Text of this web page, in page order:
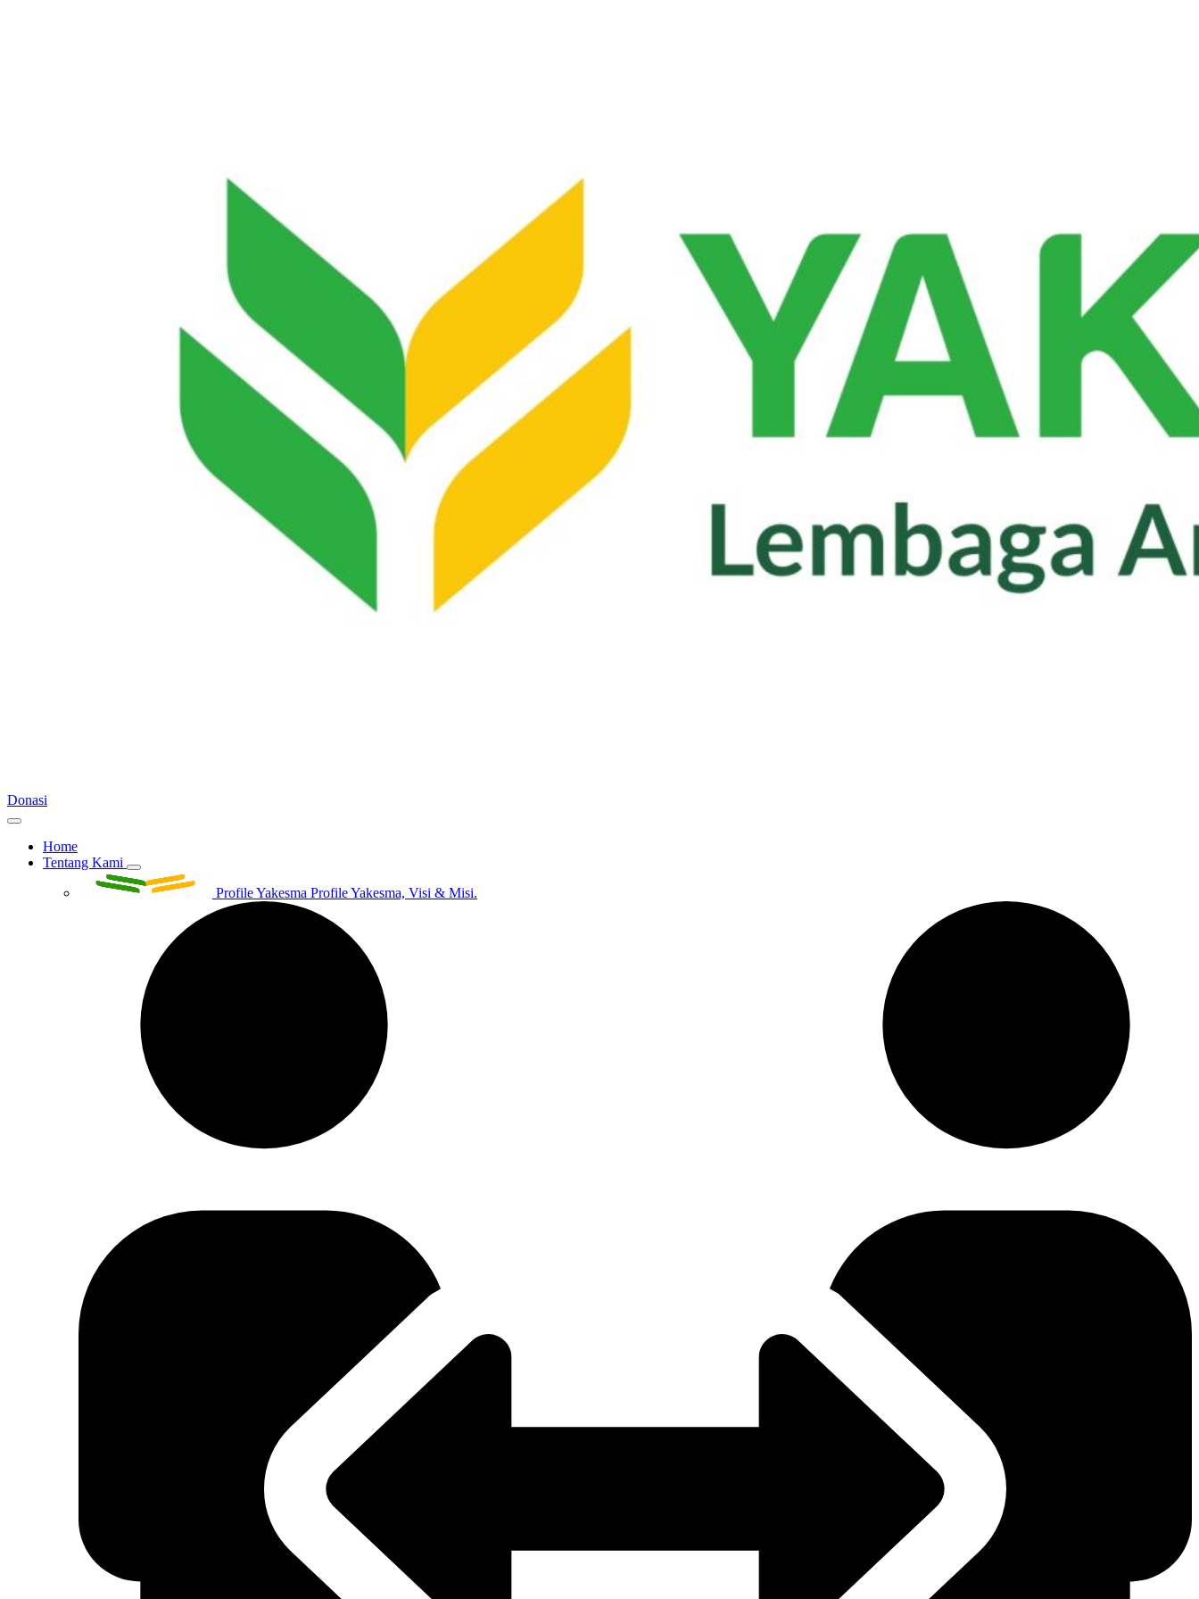
Donasi
Home
Tentang Kami
Profile Yakesma Profile Yakesma, Visi & Misi.